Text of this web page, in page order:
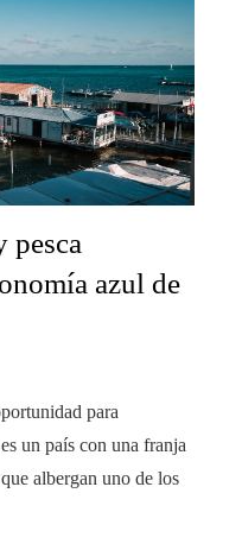
pesca
azul de
para
un país con una franja
albergan uno de los